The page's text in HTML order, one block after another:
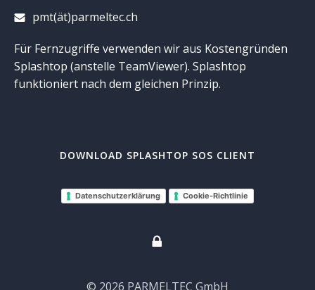
pmt(ät)parmeltec.ch
Für Fernzugriffe verwenden wir aus Kostengründen
Splashtop (anstelle TeamViewer). Splashtop
funktioniert nach dem gleichen Prinzip.
DOWNLOAD SPLASHTOP SOS CLIENT
Datenschutzerklärung Cookie-Richtlinie
© 2026 PARMELTEC GmbH